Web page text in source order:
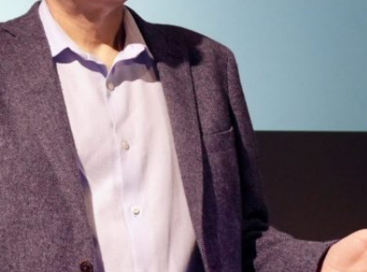
Escuchamose
informamos
personas